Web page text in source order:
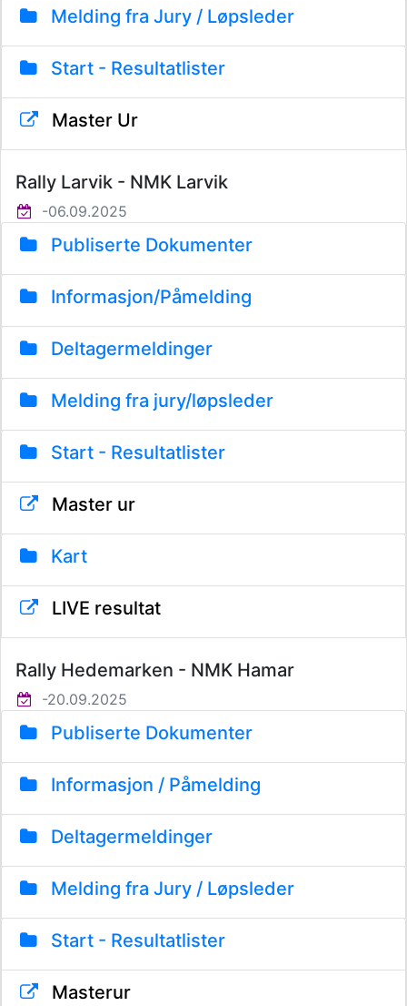
Melding fra Jury / Løpsleder
Start - Resultatlister
Master Ur
Rally Larvik - NMK Larvik
-06.09.2025
Publiserte Dokumenter
Informasjon/Påmelding
Deltagermeldinger
Melding fra jury/løpsleder
Start - Resultatlister
Master ur
Kart
LIVE resultat
Rally Hedemarken - NMK Hamar
-20.09.2025
Publiserte Dokumenter
Informasjon / Påmelding
Deltagermeldinger
Melding fra Jury / Løpsleder
Start - Resultatlister
Masterur